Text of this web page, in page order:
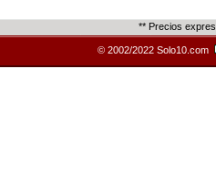
** Precios
© 2002/2022 Solo10.com